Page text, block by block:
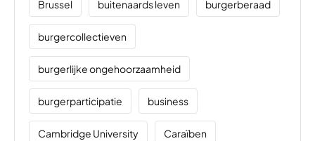
Brussel buitenaards leven burgerberaad
burgercollectieven
burgerlijke ongehoorzaamheid
burgerparticipatie business
Cambridge University Caraïben